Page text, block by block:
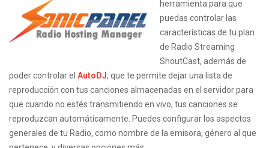
herramienta para que
puedas controlar las
características de tu plan
de Radio Streaming
ShoutCast, además de
poder controlar el AutoDJ, que te permite dejar una lista de
reproducción con tus canciones almacenadas en el servidor para
que cuando no estés transmitiendo en vivo, tus canciones se
reproduzcan automáticamente. Puedes configurar los aspectos
generales de tu Radio, como nombre de la emisora, género al que